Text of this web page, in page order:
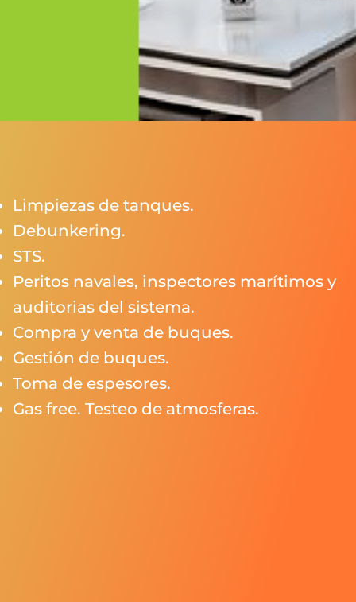
Limpiezas de tanques.
Debunkering.
STS.
Peritos navales, inspectores marítimos y
auditorias del sistema.
Compra y venta de buques.
Gestión de buques.
Toma de espesores.
Gas free. Testeo de atmosferas.